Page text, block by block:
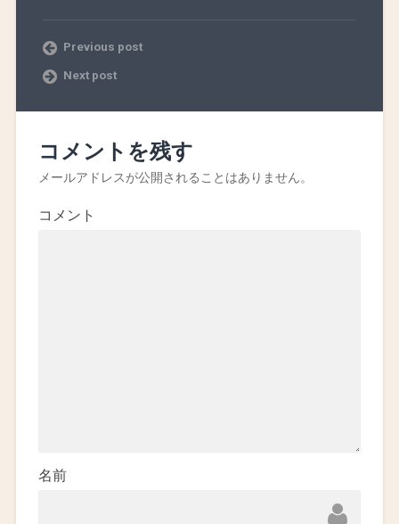
Previous post
Next post
コメントを残す
メールアドレスが公開されることはありません。
コメント
名前